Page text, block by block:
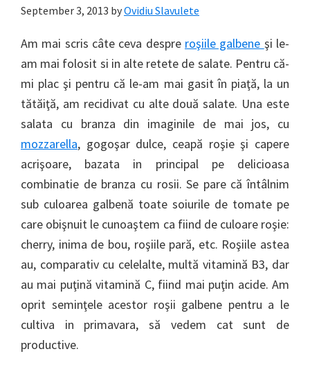
September 3, 2013 byOvidiu Slavulete
Am mai scris câte ceva despre roşiile galbene şi le-
am mai folosit si in alte retete de salate. Pentru că-
mi plac şi pentru că le-am mai gasit în piaţă, la un
tătăiţă, am recidivat cu alte două salate. Una este
salata cu branza din imaginile de mai jos, cu
mozzarella, gogoşar dulce, ceapă roşie şi capere
acrişoare, bazata in principal pe delicioasa
combinatie de branza cu rosii. Se pare că întâlnim
sub culoarea galbenă toate soiurile de tomate pe
care obişnuit le cunoaştem ca fiind de culoare roşie:
cherry, inima de bou, roşiile pară, etc. Roşiile astea
au, comparativ cu celelalte, multă vitamină B3, dar
au mai puţină vitamină C, fiind mai puţin acide. Am
oprit seminţele acestor roşii galbene pentru a le
cultiva in primavara, să vedem cat sunt de
productive.